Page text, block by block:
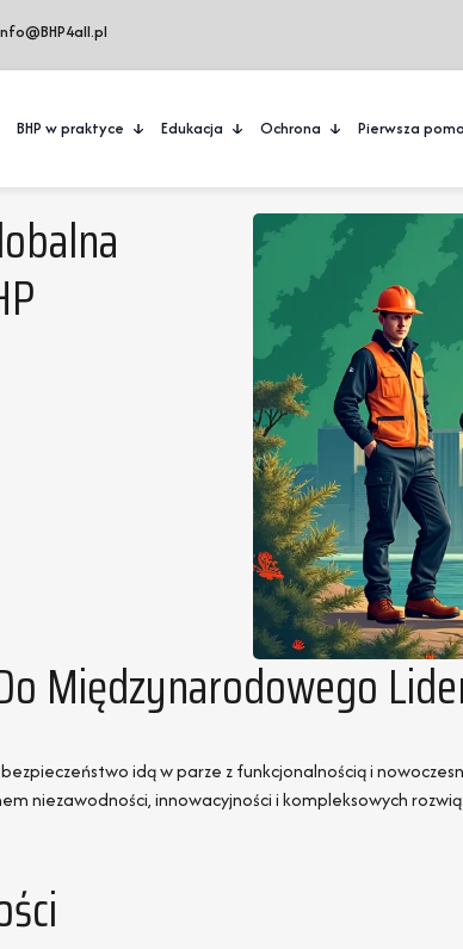
BHP w praktyce Edukacja Ochrona Pierwsza
Międzynarodowego
idą w parze z funkcjonalnością i
niezawodności, innowacyjności i kompleksowych